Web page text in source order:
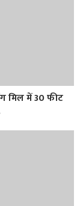
मिल में 30 फीट